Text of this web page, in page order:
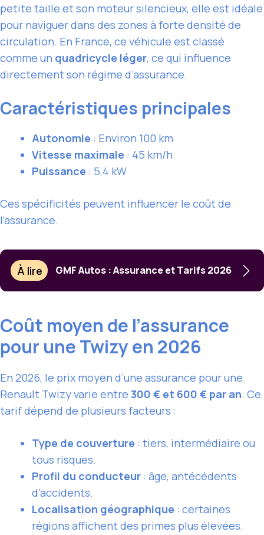
petite taille et son moteur silencieux, elle est idéale
pour naviguer dans des zones à forte densité de
circulation. En France, ce véhicule est classé
comme un quadricycle léger, ce qui influence
directement son régime d’assurance.
Caractéristiques principales
Autonomie : Environ 100 km
Vitesse maximale : 45 km/h
Puissance : 5,4 kW
Ces spécificités peuvent influencer le coût de
l’assurance.
À lire GMF Autos : Assurance et Tarifs 2026
Coût moyen de l’assurance
pour une Twizy en 2026
En 2026, le prix moyen d’une assurance pour une
Renault Twizy varie entre 300 € et 600 € par an. Ce
tarif dépend de plusieurs facteurs :
Type de couverture : tiers, intermédiaire ou
tous risques.
Profil du conducteur : âge, antécédents
d’accidents.
Localisation géographique : certaines
régions affichent des primes plus élevées.